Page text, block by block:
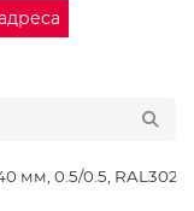
мм, 0.5/0.5, RAL3020